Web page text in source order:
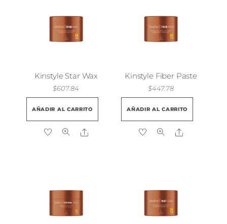
Kinstyle Star Wax
$607.84
AÑADIR AL CARRITO
Share
Kinstyle Fiber Paste
$447.78
AÑADIR AL CARRITO
Share